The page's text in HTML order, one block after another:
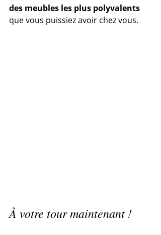
des meubles les plus polyvalents
que vous puissiez avoir chez vous.
À votre tour maintenant !